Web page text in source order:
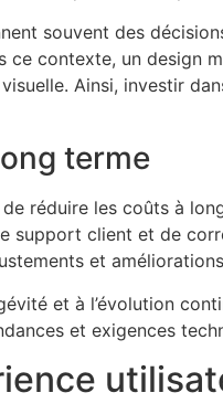
souvent des
ce contexte, un design
Ainsi, investir
terme
réduire les coûts à
support client et de
et
et à l’évolution
et exigences